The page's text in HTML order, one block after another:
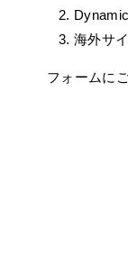
海外サ
フォームに